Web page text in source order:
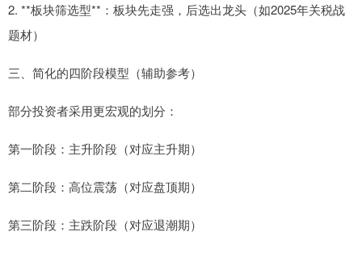
2. **板块筛选型**：板块先走强，后选出龙头（如2025年关税战
题材）
三、简化的四阶段模型（辅助参考）
部分投资者采用更宏观的划分：
第一阶段：主升阶段（对应主升期）
第二阶段：高位震荡（对应盘顶期）
第三阶段：主跌阶段（对应退潮期）